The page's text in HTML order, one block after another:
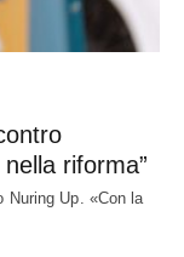
riforma”
Nuring Up. «Con la